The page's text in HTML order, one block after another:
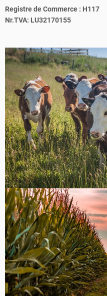
Registre de Commerce : H117
Nr.TVA: LU32170155